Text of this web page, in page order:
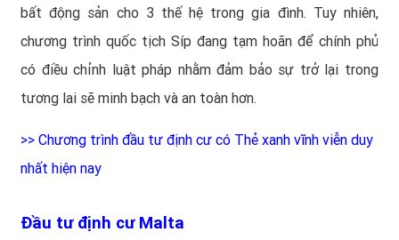
bất động sản cho 3 thế hệ trong gia đình. Tuy nhiên,
chương trình quốc tịch Síp đang tạm hoãn để chính phủ
có điều chỉnh luật pháp nhằm đảm bảo sự trở lại trong
tương lai sẽ minh bạch và an toàn hơn.
>> Chương trình đầu tư định cư có Thẻ xanh vĩnh viễn duy
nhất hiện nay
Đầu tư định cư Malta